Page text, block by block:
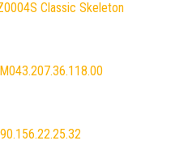
Classic Skeleton